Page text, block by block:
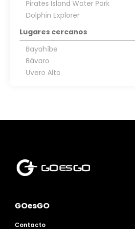
Pirates Island Water Park
Dolphin Explorer
Lugares cercanos
Bayahíbe
Bávaro
Uvero Alto
GOesGO
Contacto